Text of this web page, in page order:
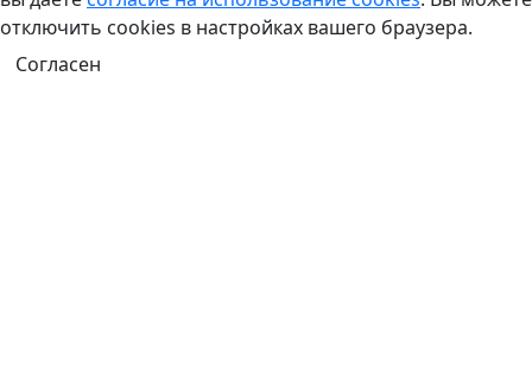
отключить cookies в настройках вашего браузера.
Согласен